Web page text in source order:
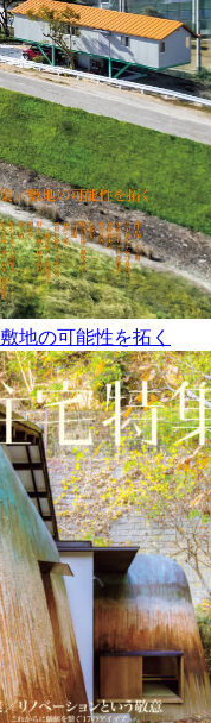
敷地の可能性を拓く